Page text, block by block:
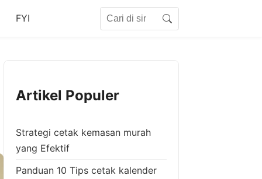
FYI Search
Artikel Populer
Strategi cetak kemasan murah
yang Efektif
Panduan 10 Tips cetak kalender